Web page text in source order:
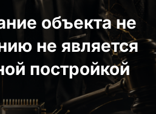
объекта не
не является
постройкой